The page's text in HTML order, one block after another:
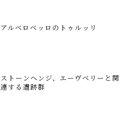
アルベロベッロのトゥルッリ
ストーンヘンジ、エーヴベリーと関
連する遺跡群